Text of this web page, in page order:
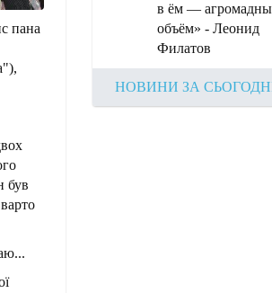
пана
був
в ём —
объём» - Леонид
Филатов
НОВИНИ ЗА